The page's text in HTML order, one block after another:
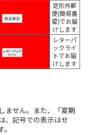
定形外郵
便(簡易書
留)でお届
けします
レターパ
ックライ
トでお届
けします
ません。また、「夏期
、記号での表示はせ